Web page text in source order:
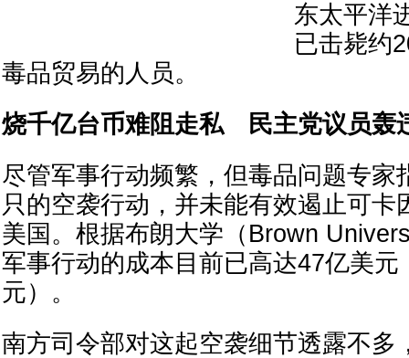
东太平洋
已击毙约
毒品贸易的人员。
烧千亿台币难阻走私 民主党议员轰
尽管军事行动频繁，但毒品问题专家
只的空袭行动，并未能有效遏止可卡
美国。根据布朗大学（Brown
军事行动的成本目前已高达47亿美元
元）。
南方司令部对这起空袭细节透露不多